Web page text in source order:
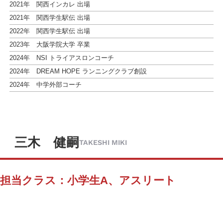
2021年 関西インカレ 出場
2021年 関西学生駅伝 出場
2022年 関西学生駅伝 出場
2023年 大阪学院大学 卒業
2024年 NSI トライアスロンコーチ
2024年 DREAM HOPE ランニングクラブ創設
2024年 中学外部コーチ
三木 健嗣 TAKESHI MIKI
担当クラス：小学生A、アスリート